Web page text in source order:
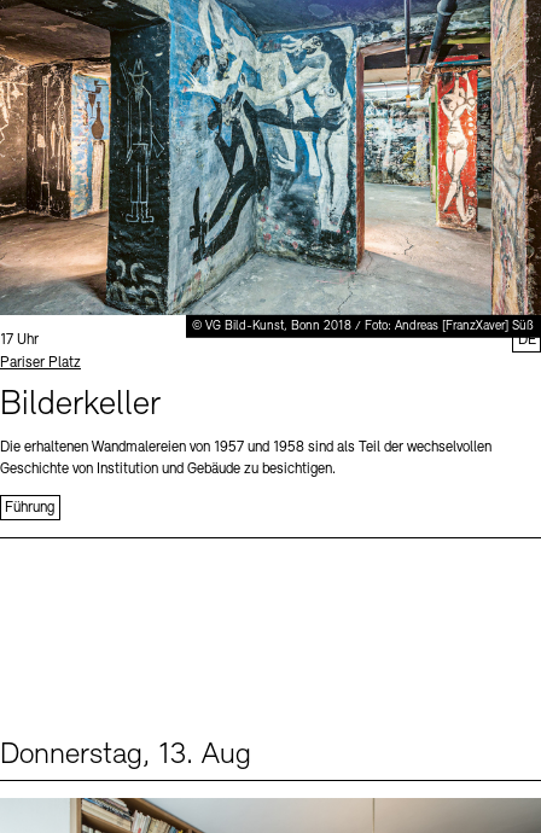
Stellenangebote Newsletter Presse
Nachhaltigkeit Kontakt
Digitale Sammlungen Exil-Archive
© VG Bild-Kunst, Bonn 2018 / Foto: Andreas [FranzXaver] Süß
Uhrzeit:
17 Uhr
Standort
Pariser Platz
Bilderkeller
Die erhaltenen Wandmalereien von 1957 und 1958 sind als Teil der wechselvollen
Geschichte von Institution und Gebäude zu besichtigen.
Führung
DE
Donnerstag, 13. Aug